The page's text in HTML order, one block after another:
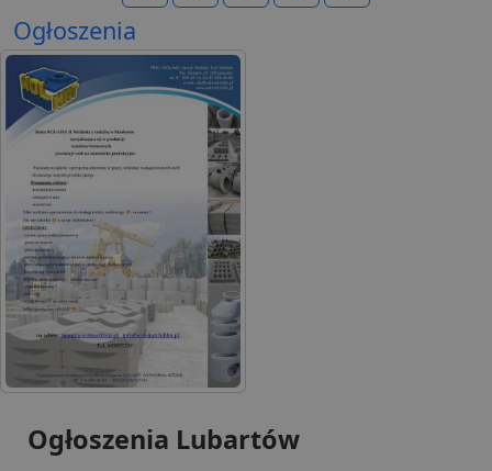
Ogłoszenia
Ogłoszenia Lubartów